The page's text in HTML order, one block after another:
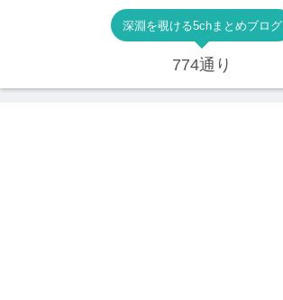
深淵を覗ける5chまとめブログ
774通り